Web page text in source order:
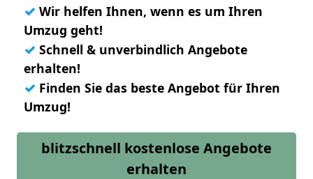
✓ Wir helfen Ihnen, wenn es um Ihren
Umzug geht!
✓ Schnell & unverbindlich Angebote
erhalten!
✓ Finden Sie das beste Angebot für Ihren
Umzug!
blitzschnell kostenlose Angebote
erhalten